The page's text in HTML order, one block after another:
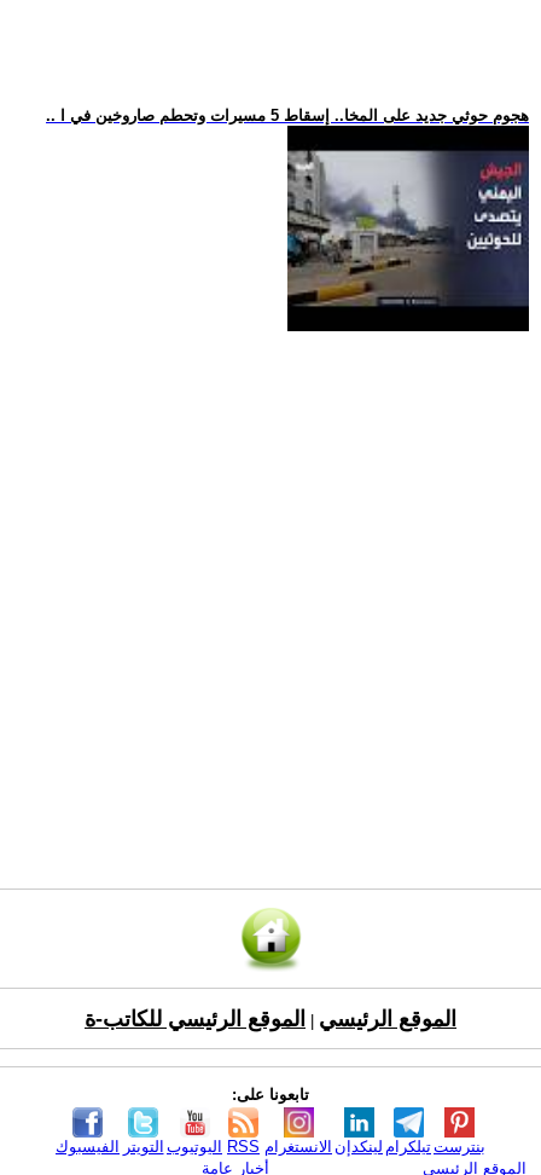
.. هجوم حوثي جديد على المخا.. إسقاط 5 مسيرات وتحطم صاروخين في ا
الموقع الرئيسي الموقع الرئيسي للكاتب-ة
تابعونا على:
الفيسبوك التويتر اليوتيوب RSS الانستغرام لينكدإن تيلكرامبنترست
الموقع الرئيسي
أخبار عامة